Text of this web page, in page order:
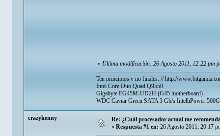
«Última modificación: 26 Agosto 2011, 12:22 pm
Ten principios y no finales. //http://
Intel Core Duo Quad Q9550
Gigabyte EG45M-UD2H (G45 motherboard)
WDC Caviar Green SATA 3 Gb/s IntelliPower
crazykenny
Re: ¿Cuál procesador actual me
« Respuesta #1 en: 26 Agosto 2011, 20:17